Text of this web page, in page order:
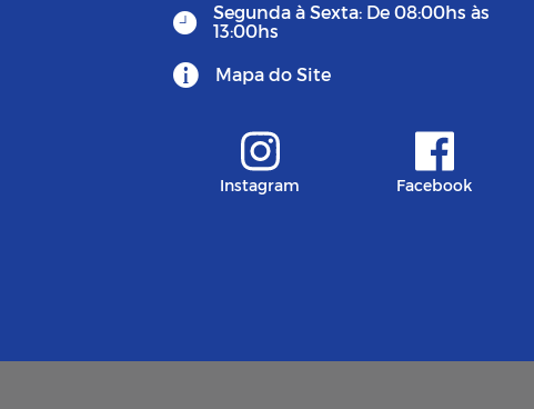
Segunda à Sexta: De 08:00hs às
13:00hs
Mapa do Site
Instagram Facebook